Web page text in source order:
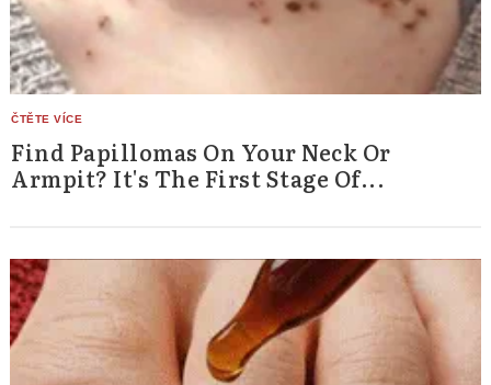
Find Papillomas On Your Neck Or
Armpit? It's The First Stage Of...